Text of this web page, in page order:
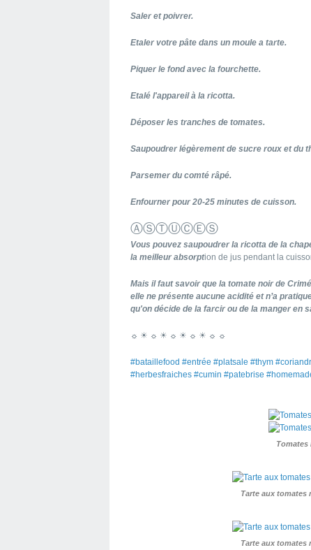
Saler et poivrer.
Etaler votre pâte dans un moule a tarte.
Piquer le fond avec la fourchette.
Etalé l'appareil à la ricotta.
Déposer les tranches de tomates.
Saupoudrer légèrement de sucre roux et du
Parsemer du comté râpé.
Enfourner pour 20-25 minutes de cuisson.
ⒶⓈⓉⓊⒸⒺⓈ
Vous pouvez saupoudrer la ricotta de la
la meilleur absorption de jus pendant la
Mais il faut savoir que la tomate noir de
elle ne présente aucune acidité et n’a
qu'on décide de la farcir ou de la manger en
☼ ☀ ☼ ☀ ☼ ☀ ☼ ☀ ☼ ☼
#bataillefood #entrée #platsale #thym
#herbesfraiches #cumin #patebrise
Tomates
Tarte aux tomates
Tarte aux tomates